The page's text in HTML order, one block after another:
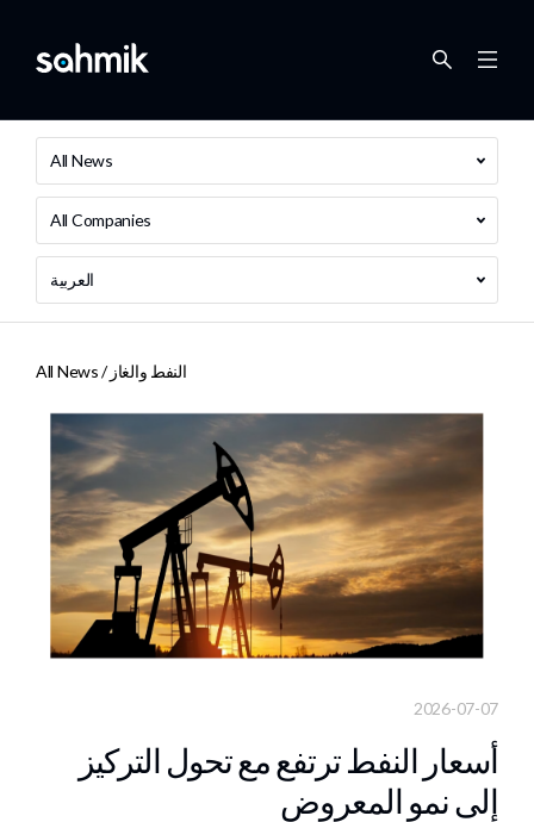
All News
All Companies
العربية
All News / النفط والغاز
2026-07-07
أسعار النفط ترتفع مع تحول التركيز
إلى نمو المعروض